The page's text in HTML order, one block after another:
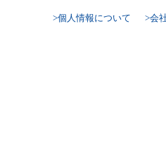
個人情報について 会